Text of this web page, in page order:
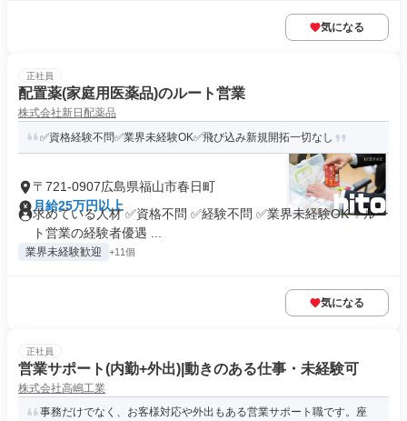
気になる
正社員
配置薬(家庭用医薬品)のルート営業
株式会社新日配薬品
✅資格経験不問✅業界未経験OK✅飛び込み新規開拓一切なし
〒721-0907広島県福山市春日町
月給25万円以上
求めている人材 ✅資格不問 ✅経験不問 ✅業界未経験OK ✨ルー
ト営業の経験者優遇 ...
業界未経験歓迎 +11個
気になる
正社員
営業サポート(内勤+外出)|動きのある仕事・未経験可
株式会社高嶋工業
事務だけでなく、お客様対応や外出もある営業サポート職です。座